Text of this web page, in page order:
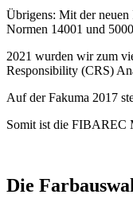
Übrigens: Mit der
Normen 14001 und
2021 wurden wir zum
Responsibility (CRS)
Auf der Fakuma 2017
Somit ist die FIBAREC
Die